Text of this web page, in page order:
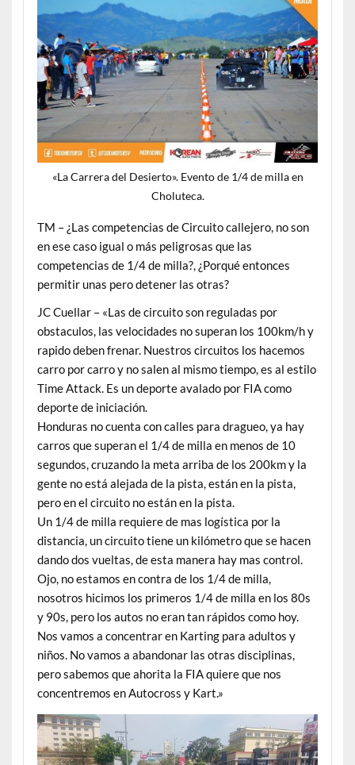
«La Carrera del Desierto». Evento de 1/4 de milla en
Choluteca.
TM – ¿Las competencias de Circuito callejero, no son
en ese caso igual o más peligrosas que las
competencias de 1/4 de milla?, ¿Porqué entonces
permitir unas pero detener las otras?
JC Cuellar – «Las de circuito son reguladas por
obstaculos, las velocidades no superan los 100km/h y
rapido deben frenar. Nuestros circuitos los hacemos
carro por carro y no salen al mismo tiempo, es al estilo
Time Attack. Es un deporte avalado por FIA como
deporte de iniciación.
Honduras no cuenta con calles para dragueo, ya hay
carros que superan el 1/4 de milla en menos de 10
segundos, cruzando la meta arriba de los 200km y la
gente no está alejada de la pista, están en la pista,
pero en el circuito no están en la pista.
Un 1/4 de milla requiere de mas logística por la
distancia, un circuito tiene un kilómetro que se hacen
dando dos vueltas, de esta manera hay mas control.
Ojo, no estamos en contra de los 1/4 de milla,
nosotros hicimos los primeros 1/4 de milla en los 80s
y 90s, pero los autos no eran tan rápidos como hoy.
Nos vamos a concentrar en Karting para adultos y
niños. No vamos a abandonar las otras disciplinas,
pero sabemos que ahorita la FIA quiere que nos
concentremos en Autocross y Kart.»